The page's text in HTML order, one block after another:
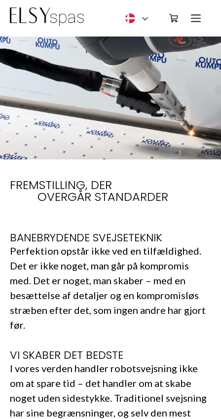
Deutsch
FREMSTILLING, DER
BANEBRYDENDE SVEJSETEKNIK
Perfektion opstår ikke ved en tilfældighed.
Det er ikke noget, man går på kompromis
med. Det er noget, man skaber – med en
besættelse af detaljer og en kompromisløs
stræben efter det, som ingen andre har gjort
før.
VI SKABER DET BEDSTE
I vores verden handler robotsvejsning ikke
om at spare tid – det handler om at skabe
noget uden sidestykke. Traditionel svejsning
har sine begrænsninger, og selv den mest